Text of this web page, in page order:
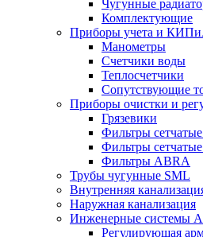
Чугунные
Комплектующие
Приборы учета и
Манометры
Счетчики воды
Теплосчетчики
Сопутствующие
Приборы очистки и
Грязевики
Фильтры
Фильтры
Фильтры ABRA
Трубы чугунные SML
Внутренняя
Наружная канализация
Инженерные системы
Регулирующая